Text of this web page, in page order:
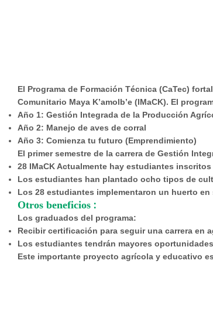
El Programa de Formación Técnica (CaTec)
Comunitario Maya K’amolb’e (IMaCK). El
Año 1: Gestión Integrada de la Producción
Año 2: Manejo de aves de corral
Año 3: Comienza tu futuro (Emprendimiento)
El primer semestre de la carrera de Gestión
28 IMaCK Actualmente hay estudiantes
Los estudiantes han plantado ocho tipos de
Los 28 estudiantes implementaron un huerto
Otros beneficios :
Los graduados del programa:
Recibir certificación para seguir una carrera en
Los estudiantes tendrán mayores
Este importante proyecto agrícola y educativo